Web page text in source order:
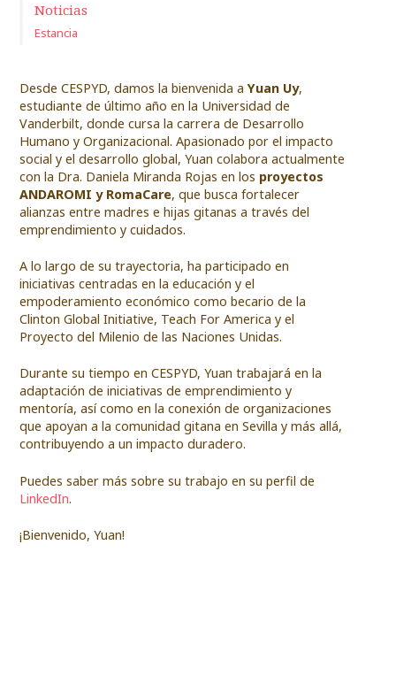
Noticias
Estancia
Desde CESPYD, damos la bienvenida aYuan Uy,
estudiante de último año en la Universidad de
Vanderbilt, donde cursa la carrera de Desarrollo
Humano y Organizacional. Apasionado por el impacto
social y el desarrollo global, Yuan colabora actualmente
con la Dra. Daniela Miranda Rojas en los proyectos
ANDAROMI y RomaCare, que busca fortalecer
alianzas entre madres e hijas gitanas a través del
emprendimiento y cuidados.
A lo largo de su trayectoria, ha participado en
iniciativas centradas en la educación y el
empoderamiento económico como becario de la
Clinton Global Initiative, Teach For America y el
Proyecto del Milenio de las Naciones Unidas.
Durante su tiempo en CESPYD, Yuan trabajará en la
adaptación de iniciativas de emprendimiento y
mentoría, así como en la conexión de organizaciones
que apoyan a la comunidad gitana en Sevilla y más allá,
contribuyendo a un impacto duradero.
Puedes saber más sobre su trabajo en su perfil de
LinkedIn.
¡Bienvenido, Yuan!